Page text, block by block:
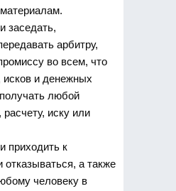
заседать,
арбитру,
во всем, что
исков и денежных
любой
расчету, иску или
приходить к
отказываться, а также
человеку в